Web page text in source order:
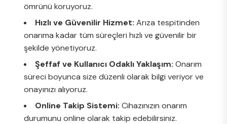
ömrünü koruyoruz.
Hızlı ve Güvenilir Hizmet: Arıza tespitinden
onarıma kadar tüm süreçleri hızlı ve güvenilir bir
şekilde yönetiyoruz.
Şeffaf ve Kullanıcı Odaklı Yaklaşım: Onarım
süreci boyunca size düzenli olarak bilgi veriyor ve
onayınızı alıyoruz.
Online Takip Sistemi: Cihazınızın onarım
durumunu online olarak takip edebilirsiniz.